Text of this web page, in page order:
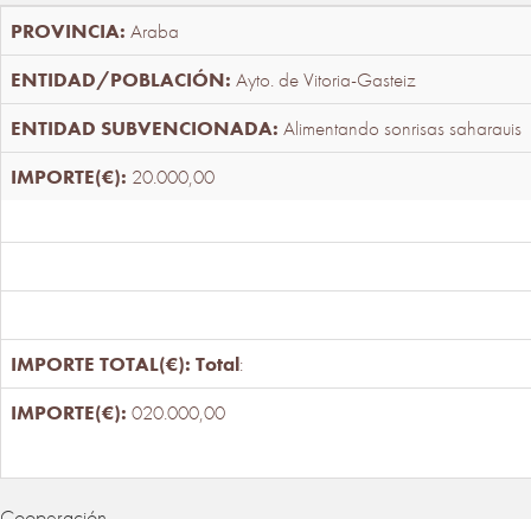
Araba
Ayto. de Vitoria-Gasteiz
Alimentando sonrisas saharauis
20.000,00
Total:
020.000,00